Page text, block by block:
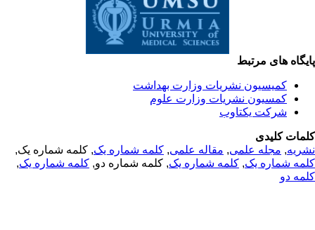
های مرتبط
کمیسیون نشریات وزارت بهداشت
کمسیون نشریات وزارت علوم
شرکت یکتاوب
کلیدی
,مجله علمی, مقاله علمی, کلمه شماره یک, کلمه شماره یک,
شماره یک,کلمه شماره یک, کلمه شماره دو,کلمه شماره یک,
دو